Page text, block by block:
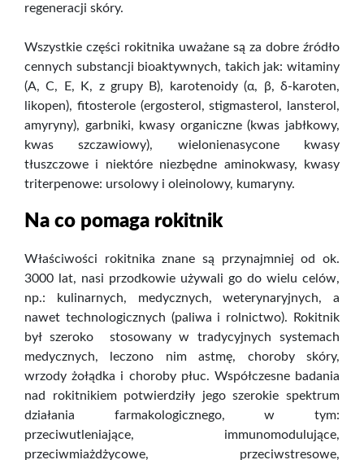
regeneracji skóry.
Wszystkie części rokitnika uważane są za dobre źródło
cennych substancji bioaktywnych, takich jak: witaminy
(A, C, E, K, z grupy B), karotenoidy (α, β, δ-karoten,
likopen), fitosterole (ergosterol, stigmasterol, lansterol,
amyryny), garbniki, kwasy organiczne (kwas jabłkowy,
kwas szczawiowy), wielonienasycone kwasy
tłuszczowe i niektóre niezbędne aminokwasy, kwasy
triterpenowe: ursolowy i oleinolowy, kumaryny.
Na co pomaga rokitnik
Właściwości rokitnika znane są przynajmniej od ok.
3000 lat, nasi przodkowie używali go do wielu celów,
np.: kulinarnych, medycznych, weterynaryjnych, a
nawet technologicznych (paliwa i rolnictwo). Rokitnik
był szeroko stosowany w tradycyjnych systemach
medycznych, leczono nim astmę, choroby skóry,
wrzody żołądka i choroby płuc. Współczesne badania
nad rokitnikiem potwierdziły jego szerokie spektrum
działania farmakologicznego, w tym:
przeciwutleniające, immunomodulujące,
przeciwmiażdżycowe, przeciwstresowe,